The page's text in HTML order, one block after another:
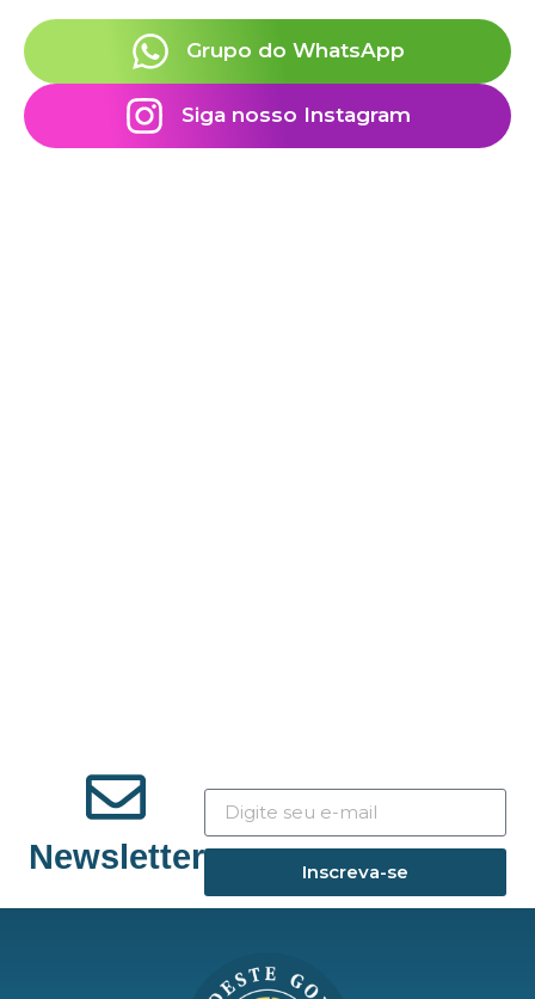
Grupo do WhatsApp
Siga nosso Instagram
Newsletter Inscreva-se